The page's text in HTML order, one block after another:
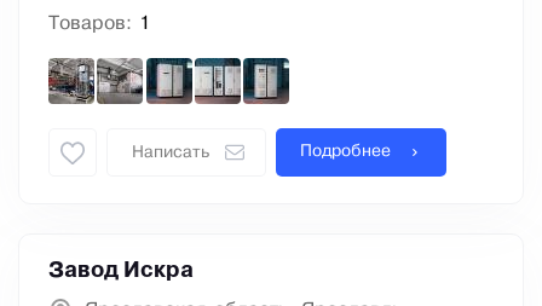
Товаров: 1
Написать Подробнее
Завод Искра